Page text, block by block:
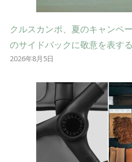
クルスカンポ、夏のキャンペ
のサイドバックに敬意を表する
2026年8月5日